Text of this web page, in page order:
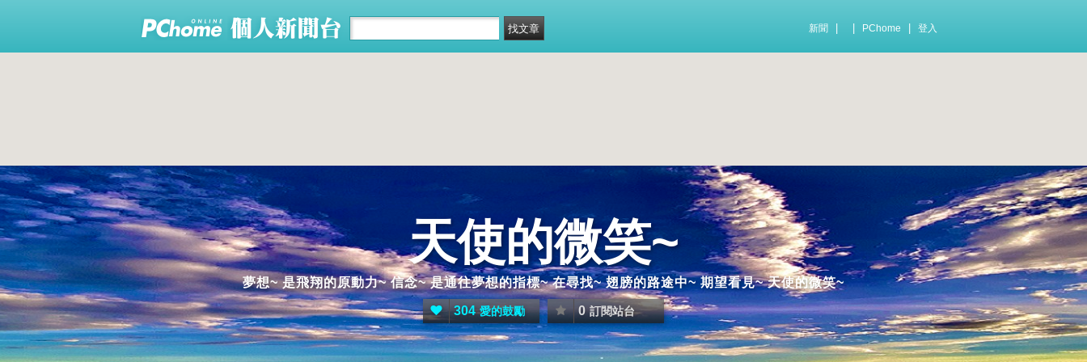
新聞 PChome 登入
天使的微笑~
夢想~ 是飛翔的原動力~ 信念~ 是通往夢想的指標~ 在尋找~ 翅膀的路途中~ 期望看見~ 天使的微笑~
304 愛的鼓勵 0 訂閱站台